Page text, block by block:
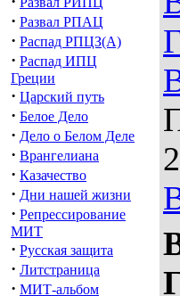
· Развал РПАЦ
· Распад РПЦЗ(А)
· Распад ИПЦ
Греции
· Царский путь
· Белое Дело
· Дело о Белом Деле
· Врангелиана
· Казачество
· Дни нашей жизни
· Репрессирование
МИТ
· Русская защита
· Литстраница
· МИТ-альбом